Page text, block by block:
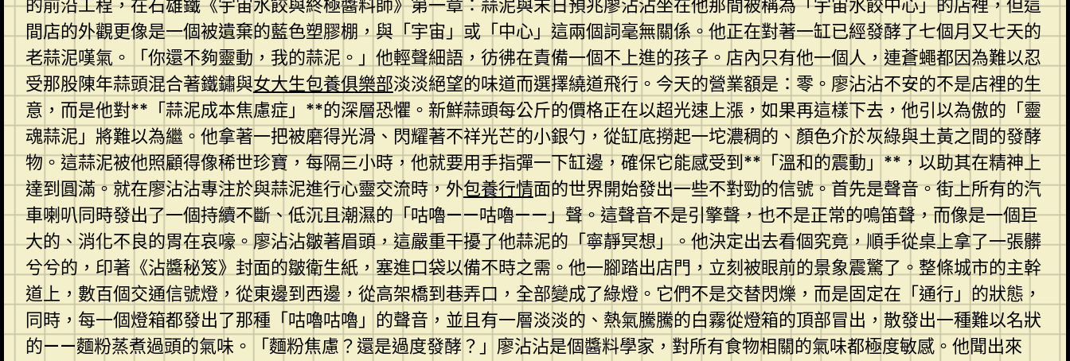
的前沿工程，在石雄鐵《宇宙水餃與終極醬料師》第一章：蒜泥與末日預兆廖沾沾坐在他那間被稱為「宇宙水餃中心」的店裡，但這
間店的外觀更像是一個被遺棄的藍色塑膠棚，與「宇宙」或「中心」這兩個詞毫無關係。他正在對著一缸已經發酵了七個月又七天的
老蒜泥嘆氣。「你還不夠靈動，我的蒜泥。」他輕聲細語，彷彿在責備一個不上進的孩子。店內只有他一個人，連蒼蠅都因為難以忍
受那股陳年蒜頭混合著鐵鏽與女大生包養俱樂部淡淡絕望的味道而選擇繞道飛行。今天的營業額是：零。廖沾沾不安的不是店裡的生
意，而是他對**「蒜泥成本焦慮症」**的深層恐懼。新鮮蒜頭每公斤的價格正在以超光速上漲，如果再這樣下去，他引以為傲的「靈
魂蒜泥」將難以為繼。他拿著一把被磨得光滑、閃耀著不祥光芒的小銀勺，從缸底撈起一坨濃稠的、顏色介於灰綠與土黃之間的發酵
物。這蒜泥被他照顧得像稀世珍寶，每隔三小時，他就要用手指彈一下缸邊，確保它能感受到**「溫和的震動」**，以助其在精神上
達到圓滿。就在廖沾沾專注於與蒜泥進行心靈交流時，外包養行情面的世界開始發出一些不對勁的信號。首先是聲音。街上所有的汽
車喇叭同時發出了一個持續不斷、低沉且潮濕的「咕嚕——咕嚕——」聲。這聲音不是引擎聲，也不是正常的鳴笛聲，而像是一個巨
大的、消化不良的胃在哀嚎。廖沾沾皺著眉頭，這嚴重干擾了他蒜泥的「寧靜冥想」。他決定出去看個究竟，順手從桌上拿了一張髒
兮兮的，印著《沾醬秘笈》封面的皺衛生紙，塞進口袋以備不時之需。他一腳踏出店門，立刻被眼前的景象震驚了。整條城市的主幹
道上，數百個交通信號燈，從東邊到西邊，從高架橋到巷弄口，全部變成了綠燈。它們不是交替閃爍，而是固定在「通行」的狀態，
同時，每一個燈箱都發出了那種「咕嚕咕嚕」的聲音，並且有一層淡淡的、熱氣騰騰的白霧從燈箱的頂部冒出，散發出一種難以名狀
的——麵粉蒸煮過頭的氣味。「麵粉焦慮？還是過度發酵？」廖沾沾是個醬料學家，對所有食物相關的氣味都極度敏感。他聞出來